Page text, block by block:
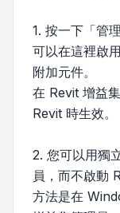
1. 按一下「管
可以在這裡啟
附加元件。
在 Revit 增益
Revit 時生效。
2. 您可以用獨
員，而不啟動
方法是在